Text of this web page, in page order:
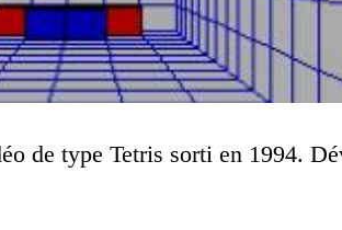
de type Tetris sorti en 1994.